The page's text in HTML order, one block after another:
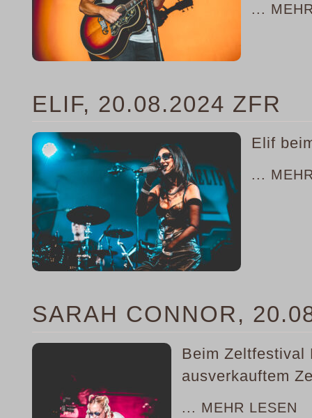
...
ELIF, 20.08.2024 ZFR
Elif
...
SARAH CONNOR,
Beim Zeltfestival
ausverkauftem
... MEHR LESEN